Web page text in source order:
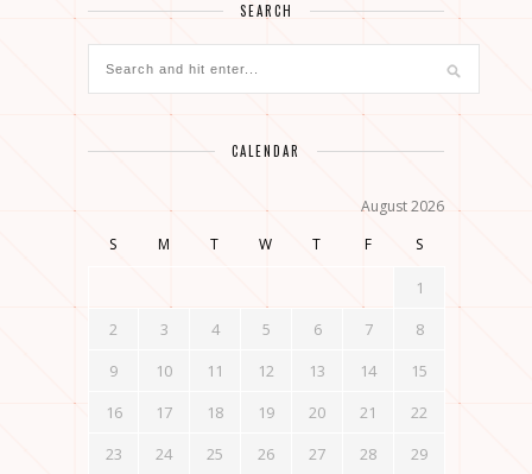
SEARCH
CALENDAR
August 2026
S
M T W T F S
1
2
3 4 5 6 7
8
9
10 11 12 13 14
15
16
17 18 19 20 21
22
23
24 25 26 27 28 29